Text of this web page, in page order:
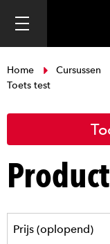
Home Cursussen
Toets test